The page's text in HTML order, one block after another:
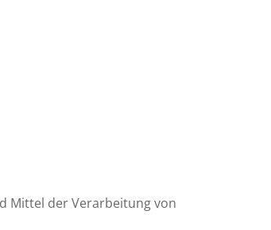
Mittel der Verarbeitung von